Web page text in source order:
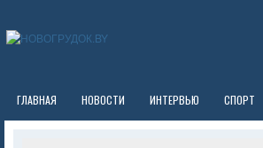
ГЛАВНАЯ НОВОСТИ ИНТЕРВЬЮ СПОРТ